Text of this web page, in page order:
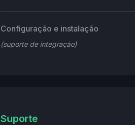
Configuração e instalação
(suporte de integração)
Suporte